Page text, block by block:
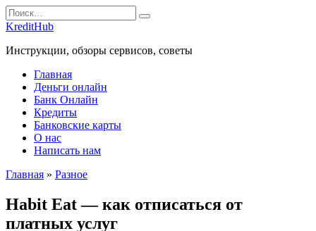
Перейти
к
Search
for:
KreditHub
Инструкции, обзоры сервисов, советы
Главная
Деньги онлайн
Банк Онлайн
Кредиты
Банковские карты
О нас
Написать нам
Главная » Разное
Habit Eat — как отписаться от
платных услуг